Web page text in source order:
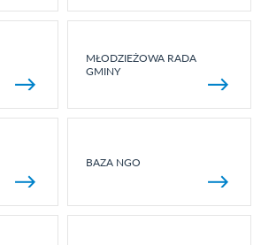
MŁODZIEŻOWA RADA
GMINY
BAZA NGO